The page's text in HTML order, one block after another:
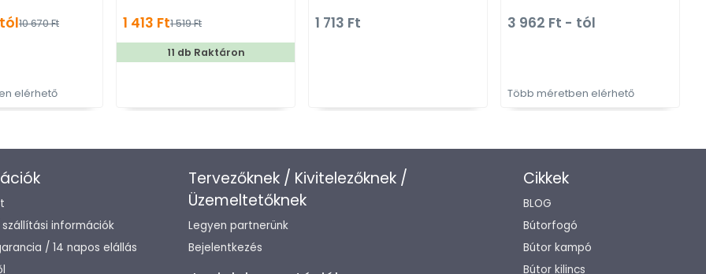
rozettás kilincs
10 670 Ft
elérhető
fém gombfogantyú
(szögletes, kerek)
1 413 Ft1 519 Ft
11 db Raktáron
(szögletes, kerek)
1 713 Ft
fogantyú
3 962 Ft - tól
Több méretben elérhető
információk
/ 14 napos elállás
Tervezőknek / Kivitelezőknek /
Üzemeltetőknek
Legyen partnerünk
Bejelentkezés
Cikkek
BLOG
Bútorfogó
Bútor kampó
Bútor kilincs